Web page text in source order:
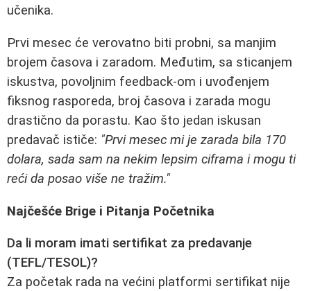
učenika.
Prvi mesec će verovatno biti probni, sa manjim
brojem časova i zaradom. Međutim, sa sticanjem
iskustva, povoljnim feedback-om i uvođenjem
fiksnog rasporeda, broj časova i zarada mogu
drastično da porastu. Kao što jedan iskusan
predavač ističe: "Prvi mesec mi je zarada bila 170
dolara, sada sam na nekim lepsim ciframa i mogu ti
reći da posao više ne tražim."
Najčešće Brige i Pitanja Početnika
Da li moram imati sertifikat za predavanje
(TEFL/TESOL)?
Za početak rada na većini platformi sertifikat nije